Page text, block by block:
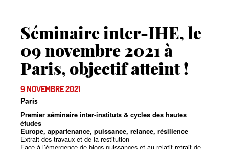
Séminaire inter-IHE, le
09 novembre 2021 à
Paris, objectif atteint!
9 NOVEMBRE 2021
Paris
Premier séminaire inter-instituts & cycles des hautes
études
Europe, appartenance, puissance, relance, résilience
Extrait des travaux et de la restitution